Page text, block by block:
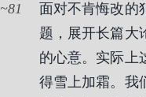
81
面对不肯悔改的
题，展开长篇大
的心意。实际上
得雪上加霜。我